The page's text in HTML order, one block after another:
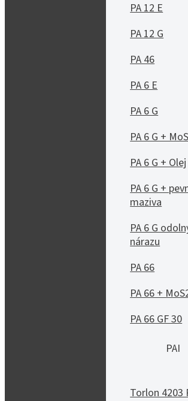
PA 12 E
PA 12 G
PA 46
PA 6 E
PA 6 G
PA 6 G +
PA 6 G + Olej
PA 6 G +
maziva
PA 6 G
nárazu
PA 66
PA 66 +
PA 66 GF 30
PAI
Torlon 4203